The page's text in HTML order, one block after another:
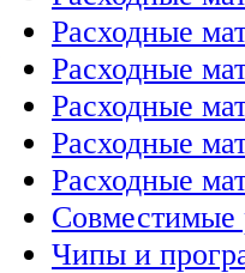
Расходные
Расходные
Расходные
Расходные
Расходные
Совместимые
Чипы и